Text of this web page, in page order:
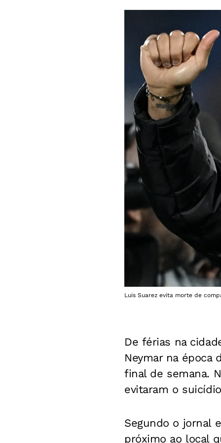
Luis Suarez evita morte de
De férias na
Neymar na época
final de semana.
evitaram o
Segundo o jornal
próximo ao local